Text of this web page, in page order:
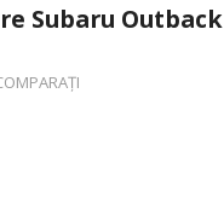
Subaru Outback